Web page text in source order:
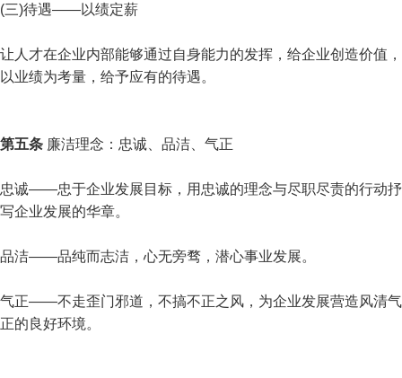
(三)待遇——以绩定薪
让人才在企业内部能够通过自身能力的发挥，给企业创造价值，
以业绩为考量，给予应有的待遇。
第五条 廉洁理念：忠诚、品洁、气正
忠诚——忠于企业发展目标，用忠诚的理念与尽职尽责的行动抒
写企业发展的华章。
品洁——品纯而志洁，心无旁骛，潜心事业发展。
气正——不走歪门邪道，不搞不正之风，为企业发展营造风清气
正的良好环境。